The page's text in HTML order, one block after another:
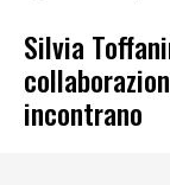
Silvia
incontrano